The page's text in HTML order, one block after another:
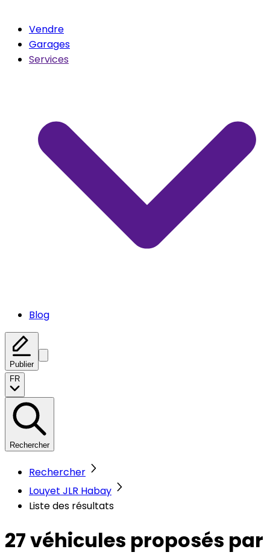
Vendre
Garages
Services
Blog
Publier
FR
Rechercher
Rechercher
Louyet JLR Habay
Liste des résultats
27 véhicules proposés par